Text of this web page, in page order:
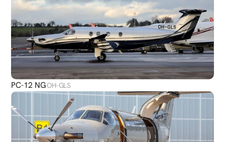
PC-12 NGOH-GLS